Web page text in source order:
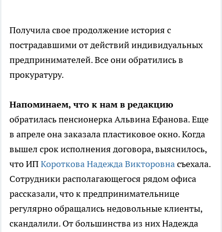
Получила свое продолжение история с
пострадавшими от действий индивидуальных
предпринимателей. Все они обратились в
прокуратуру.
Напоминаем, что к нам в редакцию
обратилась пенсионерка Альвина Ефанова. Еще
в апреле она заказала пластиковое окно. Когда
вышел срок исполнения договора, выяснилось,
что ИПКороткова Надежда Викторовнасъехала.
Сотрудники располагающегося рядом офиса
рассказали, что к предпринимательнице
регулярно обращались недовольные клиенты,
скандалили. От большинства из них Надежда